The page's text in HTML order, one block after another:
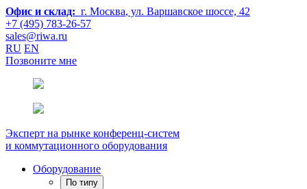
Офис и склад: г. Москва, ул. Варшавское шоссе, 42
+7 (495) 783-26-57
sales@riwa.ru
RU EN
Позвоните мне
Эксперт на рынке конференц-систем
и коммутационного оборудования
Оборудование
По типу